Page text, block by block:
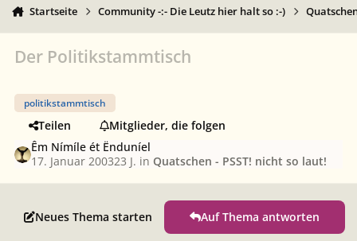
Startseite Community -:- Die Leutz hier halt so :-)
Der Politikstammtisch
politikstammtisch
Teilen
Mitglieder, die folgen
Êm Nímíle ét Ënduníel
17. Januar 200323 J. in Quatschen - PSST! nicht so laut!
Neues Thema starten Auf Thema antworten